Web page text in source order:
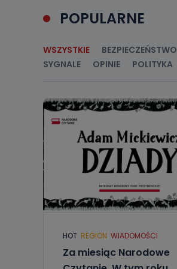
POPULARNE
WSZYSTKIE BEZPIECZEŃSTWO
SYGNALE
OPINIE POLITYKA
HOT REGION WIADOMOŚCI
Za miesiąc Narodowe